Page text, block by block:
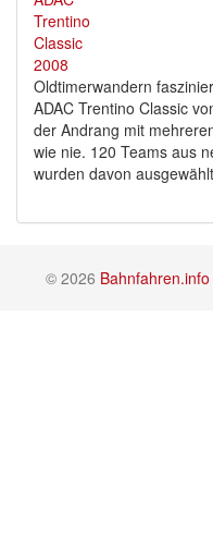
Oldtimerwandern
ADAC Trentino Classic
der Andrang mit
wie nie. 120 Teams aus
wurden davon
© 2026 Bahnfahren.info